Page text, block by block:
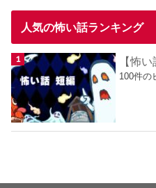
人気の怖い話ランキング
【怖
100件の